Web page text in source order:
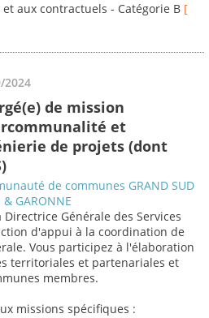
aux contractuels - Catégorie B [
2024
de mission
et
de projets (dont
de communes GRAND SUD
& GARONNE
Générale des Services
d'appui à la coordination de
Vous participez à l'élaboration
territoriales et partenariales et
membres.
missions spécifiques :